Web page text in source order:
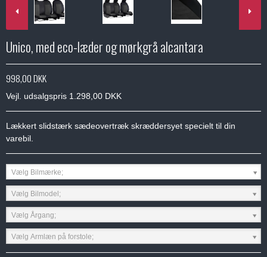
Unico, med eco-læder og mørkgrå alcantara
998,00 DKK
Vejl. udsalgspris 1.298,00 DKK
Lækkert slidstærk sædeovertræk skræddersyet specielt til din
varebil.
Vælg Bilmærke;
Vælg Bilmodel;
Vælg Årgang;
Vælg Armlæn på forstole;